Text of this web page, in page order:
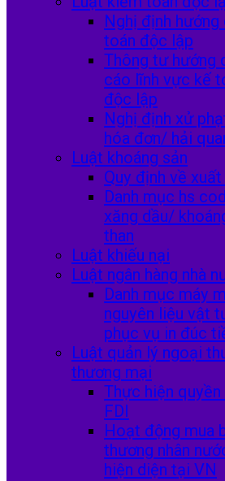
Nghị định
toán độc lập
Thông tư hướng
cáo lĩnh vực kế
độc lập
Nghị định xử
hóa đơn/ hải
Luật khoáng sản
Quy định về
Danh mục hs
xăng dầu/
than
Luật khiếu nại
Luật ngân hàng nhà
Danh mục máy
nguyên liệu vật
phục vụ in đúc
Luật quản lý ngoại
thương mại
Thực hiện quyền
FDI
Hoạt động mua
thương nhân
hiện diện tại VN